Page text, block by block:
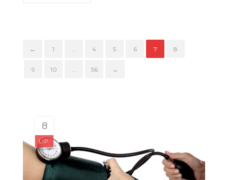
← 1 … 4 5 6 7 8
9 10 … 56 →
8
LIP.